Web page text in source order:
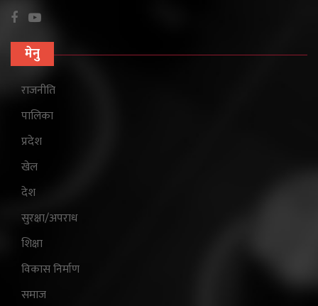
मेनु
राजनीति
पालिका
प्रदेश
खेल
देश
सुरक्षा/अपराध
शिक्षा
विकास निर्माण
समाज